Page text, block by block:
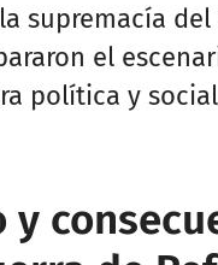
supremacía
el
política y
y